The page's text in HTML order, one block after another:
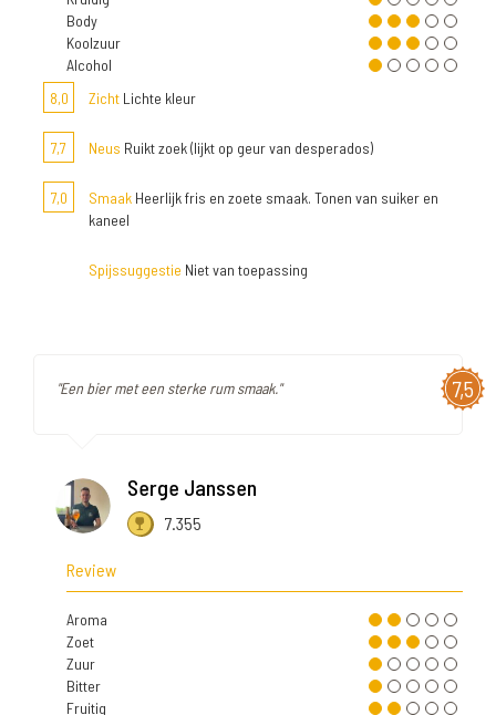
Body
Koolzuur
Alcohol
8,0
Zicht Lichte kleur
7,7 Neus Ruikt zoek (lijkt op geur van desperados)
7,0 Smaak Heerlijk fris en zoete smaak. Tonen van suiker en
kaneel
Spijssuggestie Niet van toepassing
7,5
"Een bier met een sterke rum smaak."
Serge Janssen
7.355
Review
Aroma
Zoet
Zuur
Bitter
Fruitig